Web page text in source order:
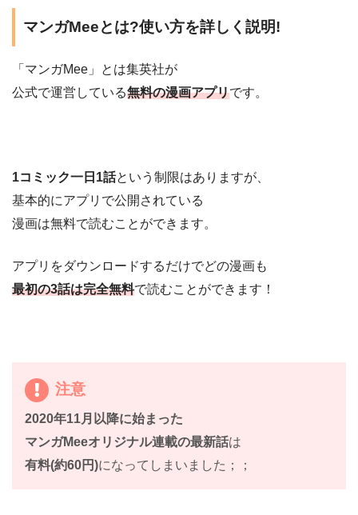
マンガMeeとは?使い方を詳しく説明!
「マンガMee」とは集英社が
公式で運営している無料の漫画アプリです。
1コミック一日1話という制限はありますが、
基本的にアプリで公開されている
漫画は無料で読むことができます。
アプリをダウンロードするだけでどの漫画も
最初の3話は完全無料で読むことができます！
注意
2020年11月以降に始まった
マンガMeeオリジナル連載の最新話は
有料(約60円)になってしまいました；；